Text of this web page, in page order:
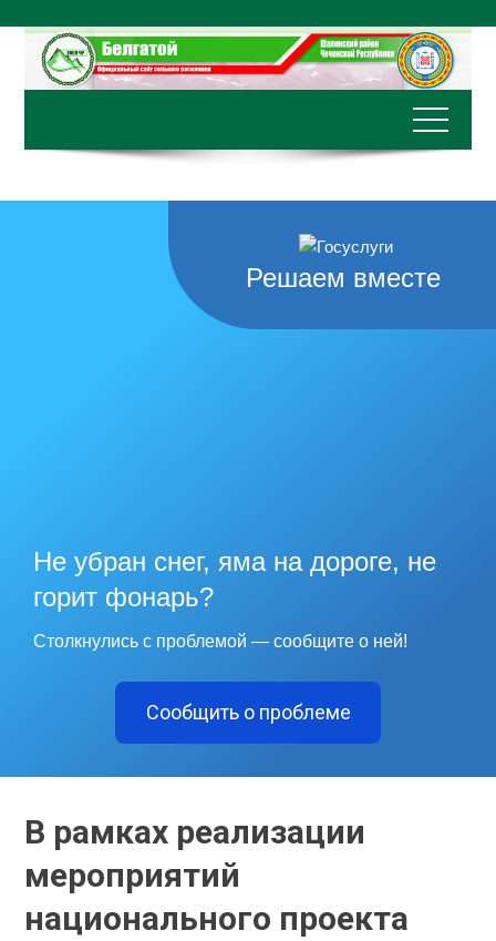
содержимому
Решаем вместе
Не убран снег, яма на дороге, не
горит фонарь?
Столкнулись с проблемой — сообщите о ней!
Сообщить о проблеме
В рамках реализации
мероприятий
национального проекта